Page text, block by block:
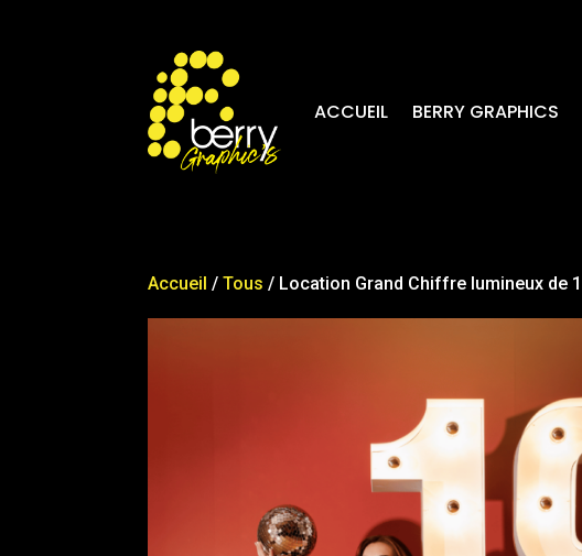
ACCUEIL BERRY GRAPHICS
Accueil /Tous / Location Grand Chiffre lumineux de